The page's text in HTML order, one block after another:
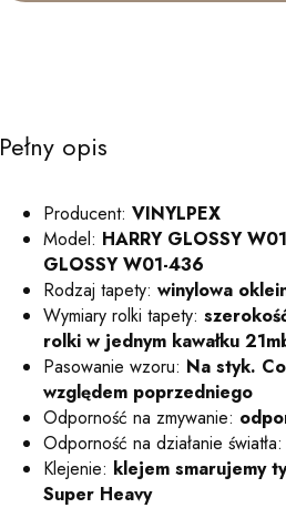
Pełny opis
Producent: VINYLPEX
Model: HARRY GLOSSY
GLOSSY W01-436
Rodzaj tapety: winylowa
Wymiary rolki tapety:
rolki w jednym kawałku
Pasowanie wzoru: Na styk.
względem poprzedniego
Odporność na zmywanie:
Odporność na działanie światła:
Klejenie: klejem smarujemy
Super Heavy